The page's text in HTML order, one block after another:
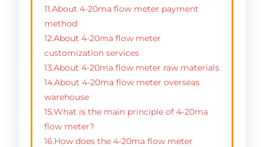
11.About 4-20ma flow meter payment
method
12.About 4-20ma flow meter
customization services
13.About 4-20ma flow meter raw materials
14.About 4-20ma flow meter overseas
warehouse
15.What is the main principle of 4-20ma
flow meter?
16.How does the 4-20ma flow meter